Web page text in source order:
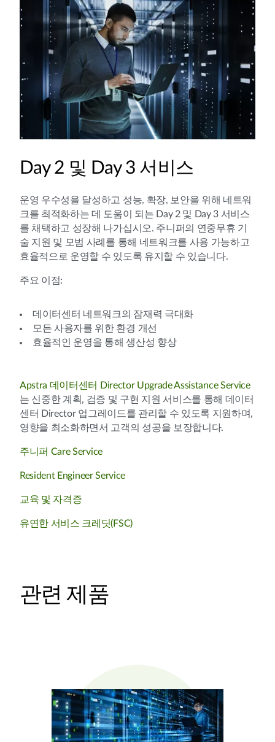
Day 2 및 Day 3 서비스
운영 우수성을 달성하고 성능, 확장, 보안을 위해 네트워
크를 최적화하는 데 도움이 되는 Day 2 및 Day 3 서비스
를 채택하고 성장해 나가십시오. 주니퍼의 연중무휴 기
술 지원 및 모범 사례를 통해 네트워크를 사용 가능하고
효율적으로 운영할 수 있도록 유지할 수 있습니다.
주요 이점:
데이터센터 네트워크의 잠재력 극대화
모든 사용자를 위한 환경 개선
효율적인 운영을 통해 생산성 향상
Apstra 데이터센터 Director Upgrade Assistance Service
는 신중한 계획, 검증 및 구현 지원 서비스를 통해 데이터
센터 Director 업그레이드를 관리할 수 있도록 지원하며,
영향을 최소화하면서 고객의 성공을 보장합니다.
주니퍼 Care Service
Resident Engineer Service
교육 및 자격증
유연한 서비스 크레딧(FSC)
관련 제품